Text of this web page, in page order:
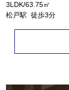
3LDK/63.75㎡
松戸駅 徒歩3分